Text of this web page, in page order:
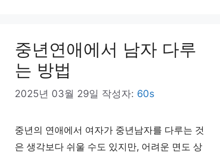
중년연애에서 남자 다루
는 방법
2025년 03월 29일 작성자: 60s
중년의 연애에서 여자가 중년남자를 다루는 것
은 생각보다 쉬울 수도 있지만, 어려운 면도 상